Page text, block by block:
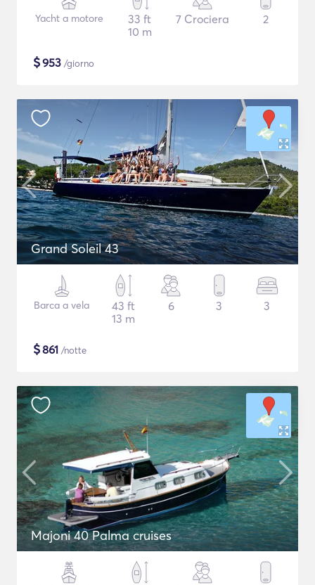
Yacht a motore
33 ft
10 m
7 Crociera 2
$953 /giorno
Grand Soleil 43
Barca a vela
43 ft
13 m
6 3 3
$861 /notte
Majoni 40 Palma cruises